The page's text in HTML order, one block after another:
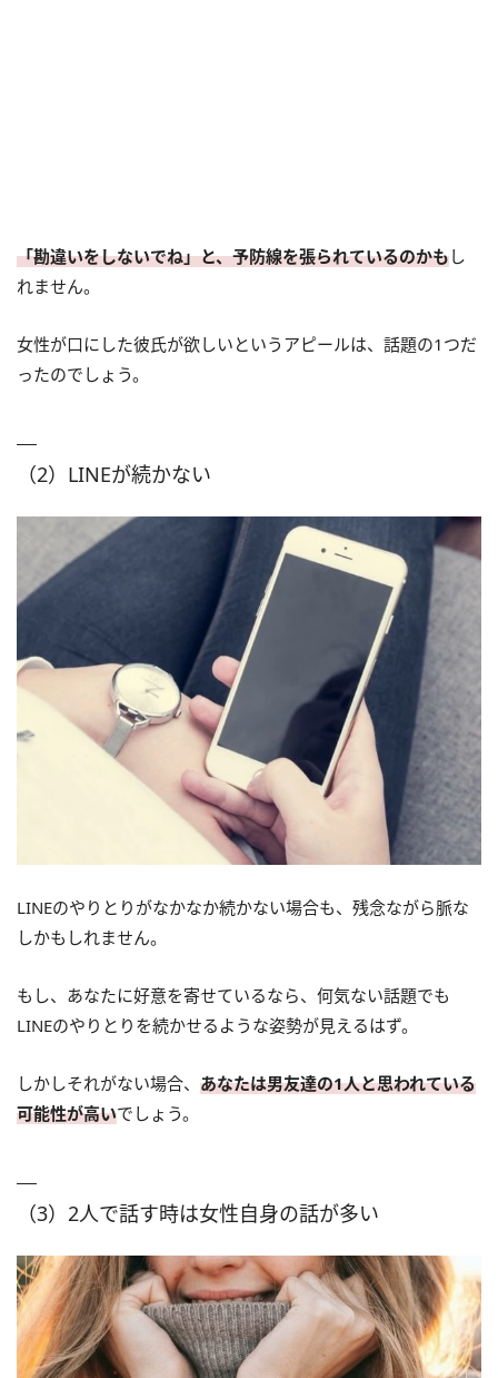
「勘違いをしないでね」と、予防線を張られているのかもし
れません。
女性が口にした彼氏が欲しいというアピールは、話題の1つだ
ったのでしょう。
（2）LINEが続かない
LINEのやりとりがなかなか続かない場合も、残念ながら脈な
しかもしれません。
もし、あなたに好意を寄せているなら、何気ない話題でも
LINEのやりとりを続かせるような姿勢が見えるはず。
しかしそれがない場合、 あなたは男友達の1人と思われている
可能性が高いでしょう。
（3）2人で話す時は女性自身の話が多い